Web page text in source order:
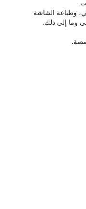
وطباعة الشاشة
وما إلى ذلك.